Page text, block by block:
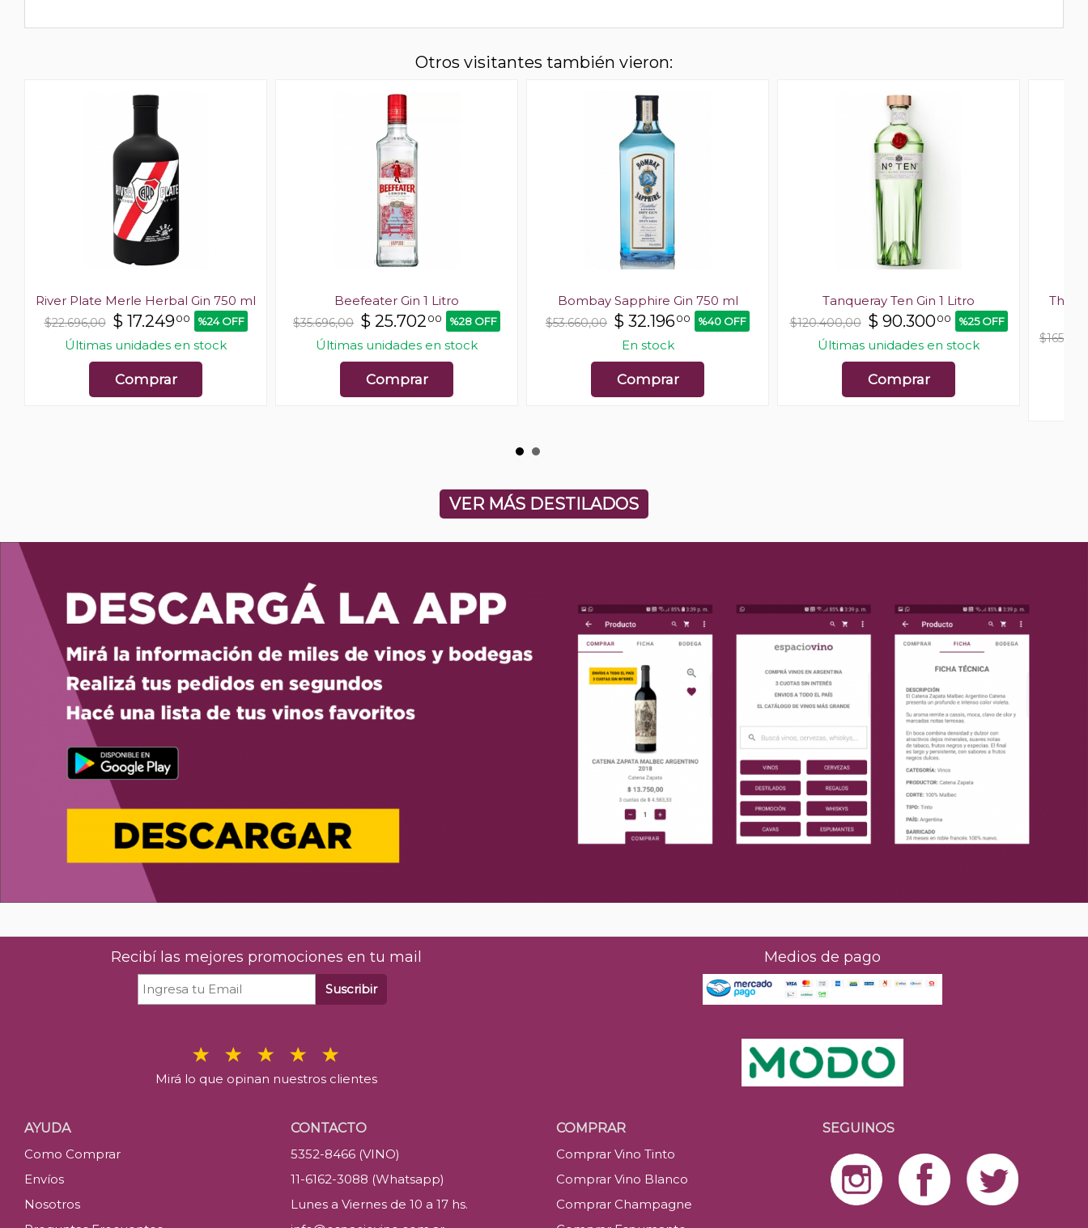
Otros visitantes también vieron:
River Plate Merle Herbal Gin 750 ml
$22.696,00 $ 17.24900 %24 OFF
Últimas unidades en stock
Comprar
Beefeater Gin 1 Litro
$35.696,00 $ 25.702 00 %28 OFF
Últimas unidades en stock
Comprar
Bombay Sapphire Gin 750 ml
$53.660,00 $ 32.19600 %40 OFF
En stock
Comprar
Tanqueray Ten Gin 1 Litro
$120.400,00 $ 90.30000 %25 OFF
Últimas unidades en stock
Comprar
The
VER MÁS DESTILADOS
Recibí las mejores promociones en tu mail
Suscribir
Mirá lo que opinan nuestros clientes
Medios de pago
AYUDA
Como Comprar
Envíos
Nosotros
CONTACTO
5352-8466 (VINO)
11-6162-3088 (Whatsapp)
Lunes a Viernes de 10 a 17 hs.
COMPRAR
Comprar Vino Tinto
Comprar Vino Blanco
Comprar Champagne
SEGUINOS